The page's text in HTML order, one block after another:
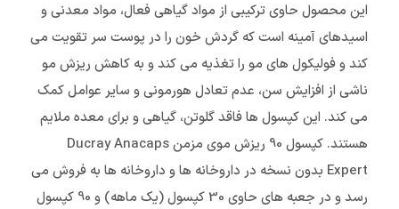
این محصول حاوی ترکیبی از مواد گیاهی فعال، مواد معدنی و
اسیدهای آمینه است که گردش خون را در پوست سر تقویت می
کند و فولیکول های مو را تغذیه می کند و به کاهش ریزش مو
ناشی از افزایش سن، عدم تعادل هورمونی و سایر عوامل کمک
می کند. این کپسول ها فاقد گلوتن، گیاهی و برای معده ملایم
هستند. کپسول 90 ریزش موی مزمن Ducray Anacaps
Expert بدون نسخه در داروخانه ها و داروخانه ها به فروش می
رسد و در جعبه های حاوی 30 کپسول (یک ماهه) و 90 کپسول